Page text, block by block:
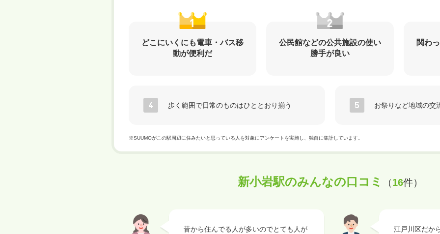
どこにいくにも電車・バス移
動が便利だ
公民館などの公共施設の使い
勝手が良い
関わ
歩く範囲で日常のものはひととおり揃う お祭りなど地域の交
※SUUMOがこの駅周辺に住みたいと思っている人を対象にアンケートを実施し、独自に集計しています。
新小岩駅のみんなの口コミ （16件）
昔から住んでる人が多いのでとても人が
江戸川区だから